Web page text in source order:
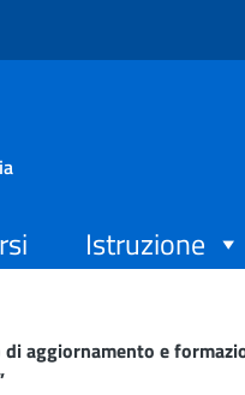
Istruzione
aggiornamento e